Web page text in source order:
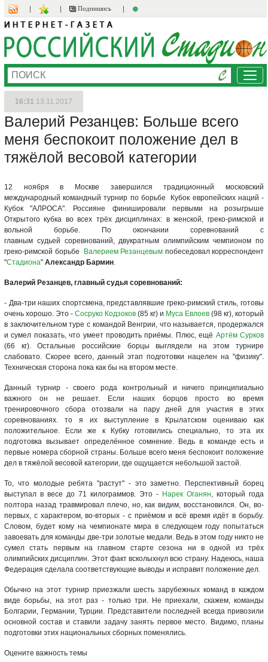
Подпишись
16:31 13.11.2017
Валерий Резанцев: Больше всего
меня беспокоит положение дел в
тяжёлой весовой категории
12 ноября в Москве завершился традиционный московский
международный командный турнир по борьбе Кубок европейских наций -
Кубок "АЛРОСА". Россияне финишировали первыми на розыгрыше
Открытого кубка во всех трёх дисциплинах: в женской, греко-римской и
вольной борьбе. По окончании соревнований с
главным судьей соревнований, двукратным олимпийским чемпионом по
греко-римской борьбе
Валерием Резанцевым побеседовал корреспондент
"Стадиона" Александр Бармин.
Валерий Резанцев, главный судья соревнований:
- Два-три наших спортсмена, представлявшие греко-римский стиль, готовы
очень хорошо. Это - Сосруко Кодзоков (85 кг) и Муса Евлоев (98 кг), который
в заключительном туре с командой Венгрии, что называется, продержался
и сумел показать, что умеет проводить приёмы. Плюс, ещё Артём Сурков
(66 кг). Остальные российские борцы выглядели на этом турнире
слабовато. Скорее всего, данный этап подготовки нацелен на "физику".
Техническая сторона пока как бы на втором месте.
Данный турнир - своего рода контрольный и ничего принципиально
важного он не решает. Если наших борцов просто во время
тренировочного сбора отозвали на пару дней для участия в этих
соревнованиях. то я их выступление в Крылатском оцениваю как
положительное. Если же к Кубку готовились специально, то эта их
подготовка вызывает определённое сомнение. Ведь в команде есть и
первые номера сборной страны. Больше всего меня беспокоит положение
дел в тяжёлой весовой категории, где ощущается небольшой застой.
То, что молодые ребята "растут" - это заметно. Перспективный борец
выступал в весе до 71 килограммов. Это - Нарек Оганян, который года
полтора назад травмировал плечо, но, как видим, восстановился. Он, во-
первых, с характером, во-вторых - с приёмом и всё время идёт в борьбу.
Словом, будет кому на чемпионате мира в следующем году попытаться
завоевать для команды две-три золотые медали. Ведь в этом году никто не
сумел стать первым на главном старте сезона ни в одной из трёх
олимпийских дисциплин. Этот факт всколыхнул всю страну. Надеюсь, наша
Федерация сделала соответствующие выводы и исправит положение дел.
Обычно на этот турнир приезжали шесть зарубежных команд в каждом
виде борьбы, на этот раз - только три. Не приехали, скажем, команды
Болгарии, Германии, Турции. Представители последней всегда привозили
основной состав и ставили задачу занять первое место. Видимо, планы
подготовки этих национальных сборных поменялись.
Оцените важность темы